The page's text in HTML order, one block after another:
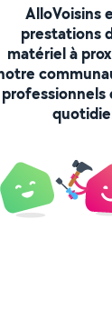
AlloVoisins
prestations
matériel à